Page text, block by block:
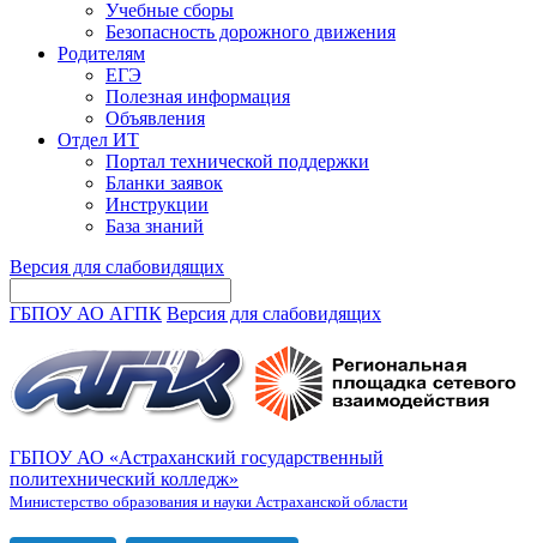
Учебные сборы
Безопасность дорожного движения
Родителям
ЕГЭ
Полезная информация
Объявления
Отдел ИТ
Портал технической поддержки
Бланки заявок
Инструкции
База знаний
Версия для слабовидящих
ГБПОУ АО АГПК Версия для слабовидящих
ГБПОУ АО «Астраханский государственный
политехнический колледж»
Министерство образования и науки Астраханской области